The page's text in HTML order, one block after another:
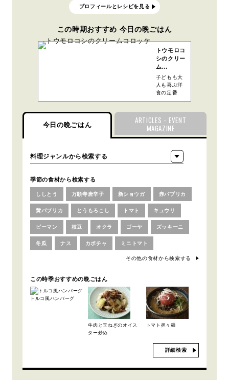
プロフィールとレシピを見る
この時期おすすめ 今日の晩ごはん
トウモロコ
シのクリー
ム...
子どもも大
人も喜ぶ洋
食の定番
今日の晩ごはん
ARTICLES・EVENT
MAGAZINE
季節の食材から検索する
ししとう 万願寺唐辛子 新ショウガ 赤パプリカ
黄パプリカ とうもろこし トマト キュウリ
ピーマン 枝豆 オクラ ゴーヤ ズッキーニ
冬瓜 ナス カボチャ ミニトマト
その他の食材から検索する
この時季おすすめの晩ごはん
トルコ風ハンバーグ
牛肉と玉ねぎのオイス
ター炒め
トマト担々麺
詳細検索